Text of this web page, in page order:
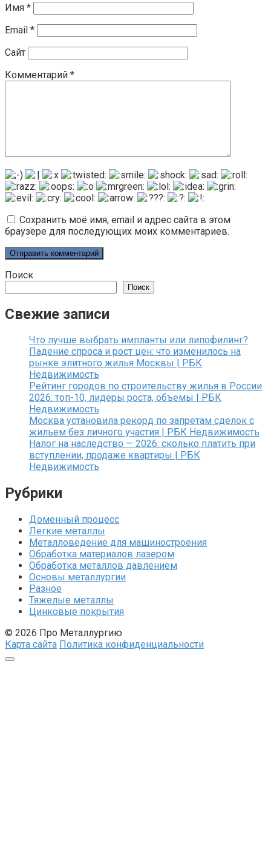
Имя *
Email *
Сайт
Комментарий *
Сохранить моё имя, email и адрес сайта в этом
браузере для последующих моих комментариев.
Поиск
Поиск
Свежие записи
Что лучше выбрать импланты или липофилинг?
Падение спроса и рост цен: что изменилось на
рынке элитного жилья Москвы | РБК
Недвижимость
Рейтинг городов по строительству жилья в России
2026: топ-10, лидеры роста, объемы | РБК
Недвижимость
Москва установила рекорд по запретам сделок с
жильем без личного участия | РБК Недвижимость
Налог на наследство — 2026: сколько платить при
вступлении, продаже квартиры | РБК
Недвижимость
Рубрики
Доменный процесс
Легкие металлы
Металловедение для машиностроения
Обработка материалов лазером
Обработка металлов давлением
Основы металлургии
Разное
Тяжелые металлы
Цинковые покрытия
© 2026 Про Металлургию
Карта сайта Политика конфиденциальности